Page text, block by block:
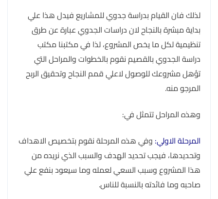
لذلك فان القيام بدراسة جدوي للمشاريع فيدل هذا علي
بداية مبشرة بالنجاح لان دراسات الجدوي عبارة عن طرق
تنظيمية لكل ما يخص المشروع، لذا في مكتبنا مكتب
دراسة الجدوي بالقصيم نقوم بالخطوات والمراحل التي
تؤهل مشروعك للوصول لاعلي قمم النجاح وتحقيق الربح
المرجو منه.
وهذه المراحل تتمثل في:
المرحلة الاولي: وفي هذه المرحلة نقوم بتخصيص الاهداف
وتحديدها، فيجب تحديد الهدف والسبب الذي نريده من
هذا المشروع وسبب السعي لعمله وما سيعود بنفع علي
صاحبه وما فائدته بالنسبة للناس.